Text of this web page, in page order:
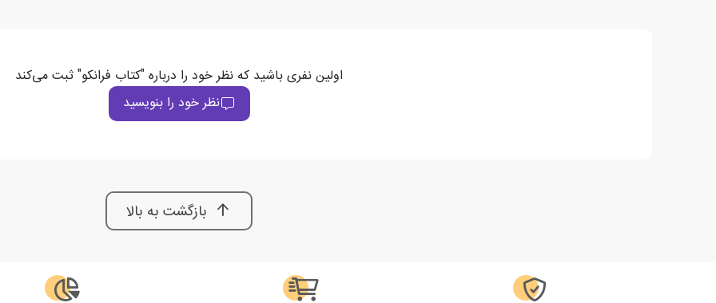
اولین نفری باشید که نظر خود را درباره "کتاب فرانکو" ثبت می‌کند
نظر خود را بنویسید
بازگشت به بالا